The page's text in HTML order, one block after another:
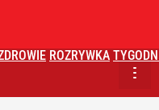
ROZRYWKA